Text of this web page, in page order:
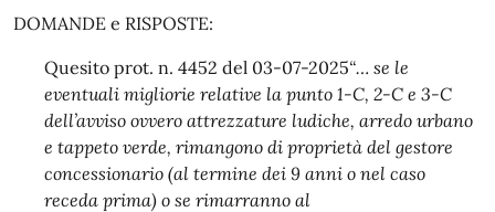
DOMANDE e RISPOSTE:
Quesito prot. n. 4452 del 03-07-2025“… se le
eventuali migliorie relative la punto 1-C, 2-C e 3-C
dell’avviso ovvero attrezzature ludiche, arredo urbano
e tappeto verde, rimangono di proprietà del gestore
concessionario (al termine dei 9 anni o nel caso
receda prima) o se rimarranno al